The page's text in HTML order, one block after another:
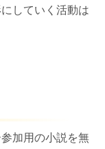
していく活動は
加用の小説を無